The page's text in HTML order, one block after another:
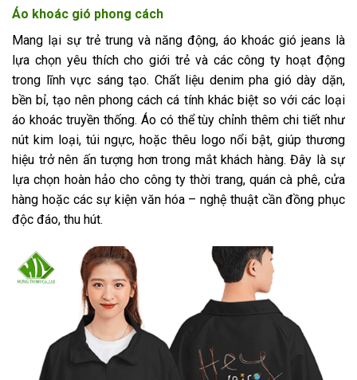
Áo khoác gió phong cách
Mang lại sự trẻ trung và năng động, áo khoác gió jeans là
lựa chọn yêu thích cho giới trẻ và các công ty hoạt động
trong lĩnh vực sáng tạo. Chất liệu denim pha gió dày dặn,
bền bỉ, tạo nên phong cách cá tính khác biệt so với các loại
áo khoác truyền thống. Áo có thể tùy chỉnh thêm chi tiết như
nút kim loại, túi ngực, hoặc thêu logo nổi bật, giúp thương
hiệu trở nên ấn tượng hơn trong mắt khách hàng. Đây là sự
lựa chọn hoàn hảo cho công ty thời trang, quán cà phê, cửa
hàng hoặc các sự kiện văn hóa – nghệ thuật cần đồng phục
độc đáo, thu hút.